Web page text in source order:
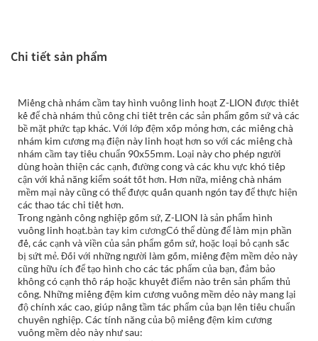
Chi tiết sản phẩm
Miếng chà nhám cầm tay hình vuông linh hoạt Z-LION được thiết
kế để chà nhám thủ công chi tiết trên các sản phẩm gốm sứ và các
bề mặt phức tạp khác. Với lớp đệm xốp mỏng hơn, các miếng chà
nhám kim cương mạ điện này linh hoạt hơn so với các miếng chà
nhám cầm tay tiêu chuẩn 90x55mm. Loại này cho phép người
dùng hoàn thiện các cạnh, đường cong và các khu vực khó tiếp
cận với khả năng kiểm soát tốt hơn. Hơn nữa, miếng chà nhám
mềm mại này cũng có thể được quấn quanh ngón tay để thực hiện
các thao tác chi tiết hơn.
Trong ngành công nghiệp gốm sứ, Z-LION là sản phẩm hình
vuông linh hoạt.bàn tay kim cươngCó thể dùng để làm mịn phần
đế, các cạnh và viền của sản phẩm gốm sứ, hoặc loại bỏ cạnh sắc
bị sứt mẻ. Đối với những người làm gốm, miếng đệm mềm dẻo này
cũng hữu ích để tạo hình cho các tác phẩm của bạn, đảm bảo
không có cạnh thô ráp hoặc khuyết điểm nào trên sản phẩm thủ
công. Những miếng đệm kim cương vuông mềm dẻo này mang lại
độ chính xác cao, giúp nâng tầm tác phẩm của bạn lên tiêu chuẩn
chuyên nghiệp. Các tính năng của bộ miếng đệm kim cương
vuông mềm dẻo này như sau: